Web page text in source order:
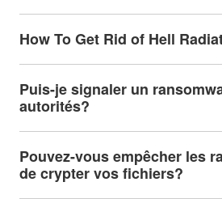
How To Get Rid of Hell
Puis-je signaler un
autorités?
Pouvez-vous empêcher les
de crypter vos fichiers?